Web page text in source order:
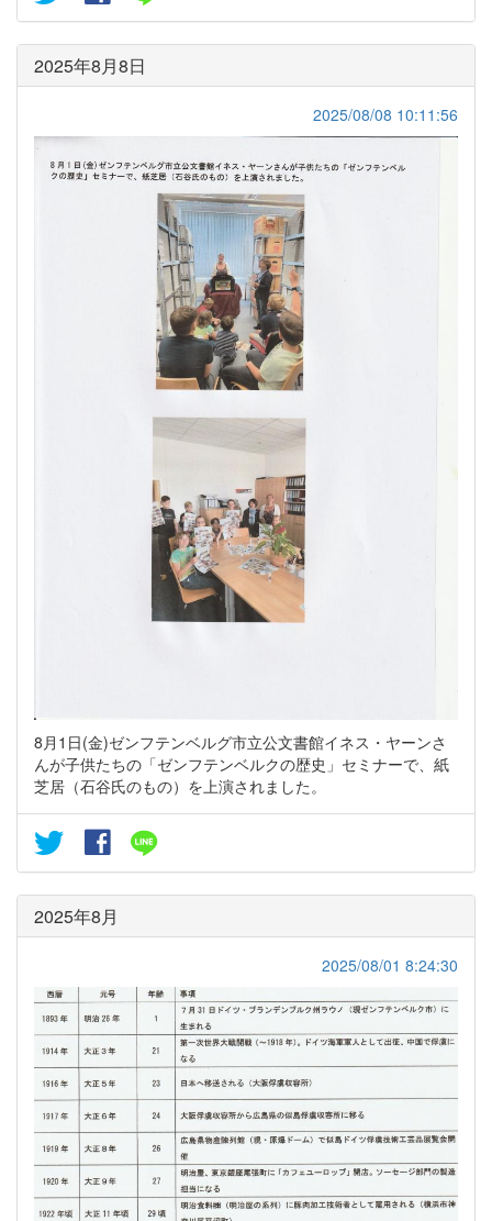
2025年8月8日
2025/08/08 10:11:56
8月1日(金)ゼンフテンベルグ市立公文書館イネス・ヤーンさ
んが子供たちの「ゼンフテンベルクの歴史」セミナーで、紙
芝居（石谷氏のもの）を上演されました。
2025年8月
2025/08/01 8:24:30